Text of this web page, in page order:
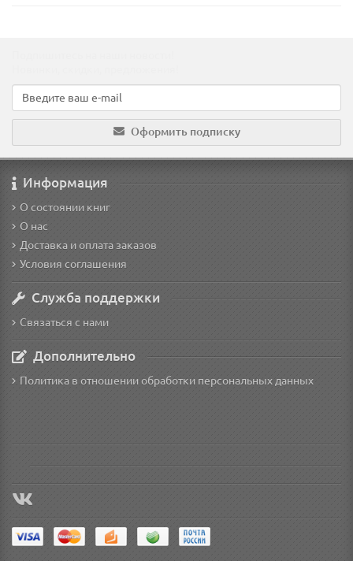
Оформить подписку
Информация
О состоянии книг
О нас
Доставка и оплата заказов
Условия соглашения
Служба поддержки
Связаться с нами
Дополнительно
Политика в отношении обработки персональных данных